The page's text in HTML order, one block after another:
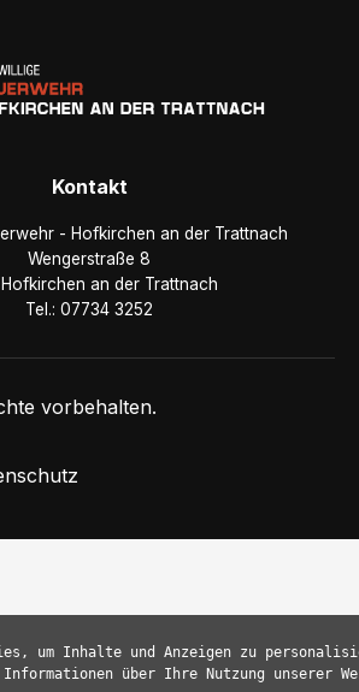
Kontakt
- Hofkirchen an der Trattnach
Wengerstraße 8
an der Trattnach
Tel.: 07734 3252
vorbehalten.
um Inhalte und Anzeigen zu
Informationen über Ihre Nutzung unserer